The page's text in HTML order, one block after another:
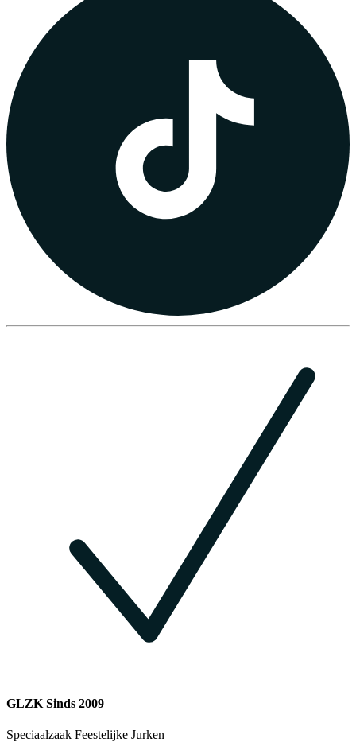
GLZK Sinds 2009
Speciaalzaak Feestelijke Jurken